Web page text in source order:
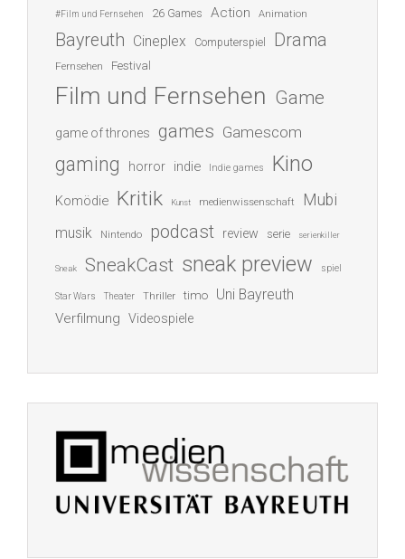
#Film und Fernsehen 26 Games Action Animation
Bayreuth Cineplex Computerspiel Drama
Fernsehen Festival
Film und Fernsehen Game
game of thrones games Gamescom
gaming horror indie Indie games Kino
Komödie Kritik Kunst medienwissenschaft Mubi
musik Nintendo podcast review serie serienkiller
Sneak SneakCast sneak preview spiel
Star Wars Theater Thriller timo Uni Bayreuth
Verfilmung Videospiele